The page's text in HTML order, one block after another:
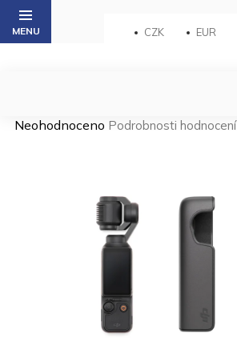
Přejít
obsah
CZK EUR
Průměrné
Neohodnoceno Podrobnosti hodnocení